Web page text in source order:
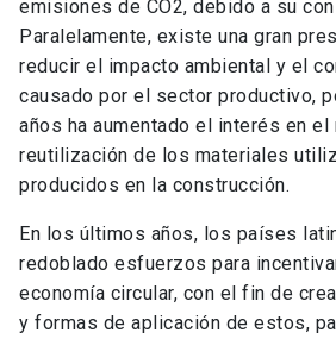
emisiones de CO2, debido a su
Paralelamente, existe una gran
reducir el impacto ambiental y el
causado por el sector productivo,
años ha aumentado el interés en el
reutilización de los materiales
producidos en la construcción.
En los últimos años, los países
redoblado esfuerzos para
economía circular, con el fin de
y formas de aplicación de estos,